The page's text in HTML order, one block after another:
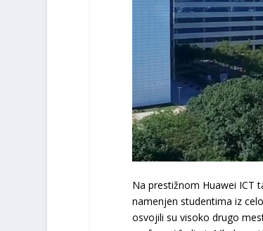
Na prestižnom Huawei ICT
namenjen studentima iz
osvojili su visoko drugo